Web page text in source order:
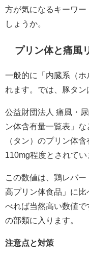
方が気になるキーワー
しょうか。
プリン体と痛風
一般的に「内臓系（
れます。では、豚タン
公益財団法人 痛風・
ン体含有量一覧表」
（タン）のプリン体
110mg程度とされてい
この数値は、鶏レバ
高プリン体食品」に
べれば当然高い数値で
の部類に入ります。
注意点と対策